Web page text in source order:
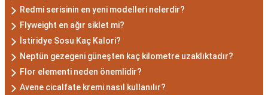
derin düşünce yapısına sahiptir. Akrep burcunun
temel özellikleri arasında kararlılık, cesaret ve
tutku bulunur. Akrepler, hedeflerine ulaşmak için
kararlılıkla çalışan bireylerdir. Aynı zamanda,
zekalarını ve keskin gözlem yeteneklerini
kullanarak çözüm odaklıdırlar.
Redmi serisinin en yeni modelleri nelerdir?
Flyweight en ağır siklet mi?
İstiridye Sosu Kaç Kalori?
Neptün gezegeni güneşten kaç kilometre uzaklıktadır?
Flor elementi neden önemlidir?
Avene cicalfate kremi nasıl kullanılır?